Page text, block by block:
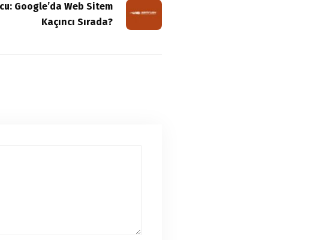
Google’da Web Sitem
Kaçıncı Sırada?